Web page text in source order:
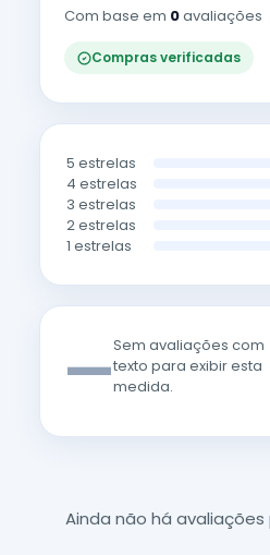
Com base em 0avaliações
Compras verificadas
5 estrelas
4 estrelas
3 estrelas
2 estrelas
1 estrelas
—Sem avaliações com
texto para exibir esta
medida.
Ainda não há